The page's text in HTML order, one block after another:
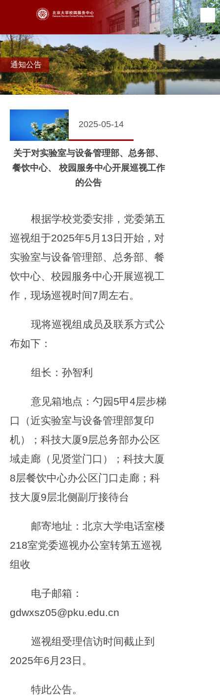
通知公告
2025-05-14
关于对实验室与设备管理部、总务部、
餐饮中心、 校园服务中心开展巡视工作
的公告
根据学校党委安排，党委第五
巡视组于2025年5月13日开始，对
实验室与设备管理部、总务部、餐
饮中心、校园服务中心开展巡视工
作，现场巡视时间7周左右。
现将巡视组成员及联系方式公
布如下：
组长：孙智利
意见箱地点：勺园5甲4层步梯
口（近实验室与设备管理部复印
机）；科技大厦9层总务部办公区
域走廊（见贤堂门口）；科技大厦
8层餐饮中心办公区门口走廊；科
技大厦9层北侧副厅接待台
邮寄地址：北京大学电话室楼
218室党委巡视办公室转第五巡视
组收
电子邮箱：
gdwxsz05@pku.edu.cn
巡视组受理信访时间截止到
2025年6月23日。
特此公告。